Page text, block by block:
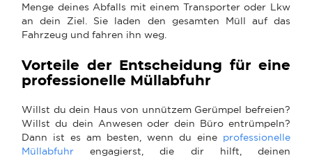
Menge deines Abfalls mit einem Transporter oder Lkw
an dein Ziel. Sie laden den gesamten Müll auf das
Fahrzeug und fahren ihn weg.
Vorteile der Entscheidung für eine
professionelle Müllabfuhr
Willst du dein Haus von unnützem Gerümpel befreien?
Willst du dein Anwesen oder dein Büro entrümpeln?
Dann ist es am besten, wenn du eine professionelle
Müllabfuhr engagierst, die dir hilft, deinen